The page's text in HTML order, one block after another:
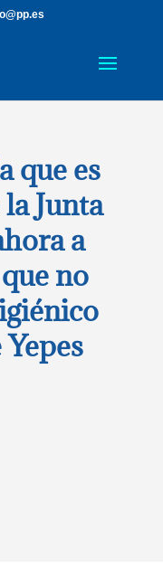
que es
Junta
a
no